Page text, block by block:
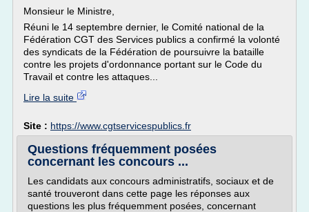
Monsieur le Ministre,
Réuni le 14 septembre dernier, le Comité national de la
Fédération CGT des Services publics a confirmé la volonté
des syndicats de la Fédération de poursuivre la bataille
contre les projets d'ordonnance portant sur le Code du
Travail et contre les attaques...
Lire la suite
Site : https://www.cgtservicespublics.fr
Questions fréquemment posées
concernant les concours ...
Les candidats aux concours administratifs, sociaux et de
santé trouveront dans cette page les réponses aux
questions les plus fréquemment posées, concernant